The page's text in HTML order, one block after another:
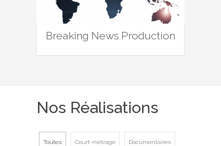
Breaking News Production
Nos Réalisations
Toutes Court-métrage Documentaires